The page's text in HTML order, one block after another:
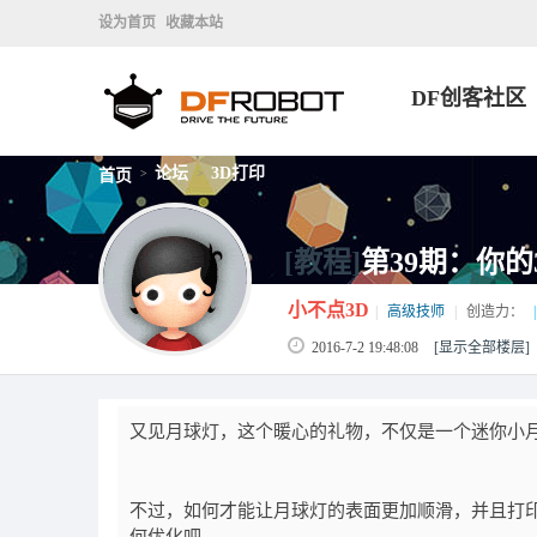
设为首页 收藏本站
DF创客社区
首页 > 论坛 > 3D打印
[教程]第39期：你
小不点3D 高级技师 创造力：
2016-7-2 19:48:08 [显示全部楼层]
又见月球灯，这个暖心的礼物，不仅是一个迷你小
不过，如何才能让月球灯的表面更加顺滑，并且